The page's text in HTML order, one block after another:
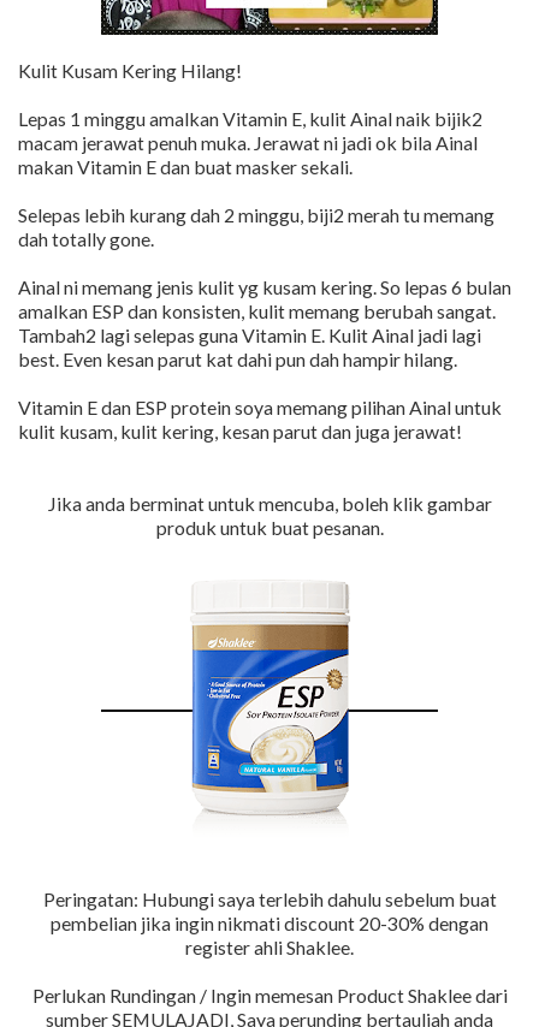
Kulit Kusam Kering Hilang!
Lepas 1 minggu amalkan Vitamin E, kulit Ainal naik bijik2
macam jerawat penuh muka. Jerawat ni jadi ok bila Ainal
makan Vitamin E dan buat masker sekali.
Selepas lebih kurang dah 2 minggu, biji2 merah tu memang
dah totally gone.
Ainal ni memang jenis kulit yg kusam kering. So lepas 6 bulan
amalkan ESP dan konsisten, kulit memang berubah sangat.
Tambah2 lagi selepas guna Vitamin E. Kulit Ainal jadi lagi
best. Even kesan parut kat dahi pun dah hampir hilang.
Vitamin E dan ESP protein soya memang pilihan Ainal untuk
kulit kusam, kulit kering, kesan parut dan juga jerawat!
Jika anda berminat untuk mencuba, boleh klik gambar
produk untuk buat pesanan.
Peringatan: Hubungi saya terlebih dahulu sebelum buat
pembelian jika ingin nikmati discount 20-30% dengan
register ahli Shaklee.
Perlukan Rundingan / Ingin memesan Product Shaklee dari
sumber SEMULAJADI, Saya perunding bertauliah anda